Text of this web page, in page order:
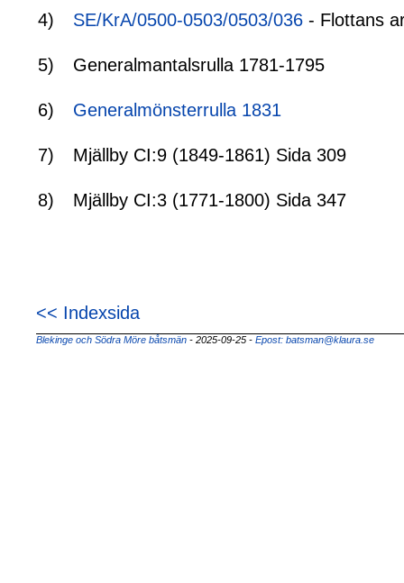
4) SE/KrA/0500-0503/0503/036 - Flottans
5) Generalmantalsrulla 1781-1795
6) Generalmönsterrulla 1831
7) Mjällby CI:9 (1849-1861) Sida 309
8) Mjällby CI:3 (1771-1800) Sida 347
<< Indexsida
Blekinge och Södra Möre båtsmän - 2025-09-25 - Epost: batsman@klaura.se